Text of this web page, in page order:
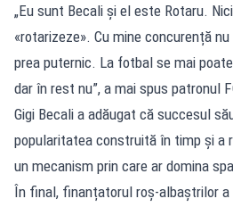
„Eu sunt Becali și el este Rotaru.
«rotarizeze». Cu mine concurență
prea puternic. La fotbal se mai
dar în rest nu”, a mai spus patronul
Gigi Becali a adăugat că succesul
popularitatea construită în timp și a
un mecanism prin care ar domina
În final, finanțatorul roș-albaștrilor